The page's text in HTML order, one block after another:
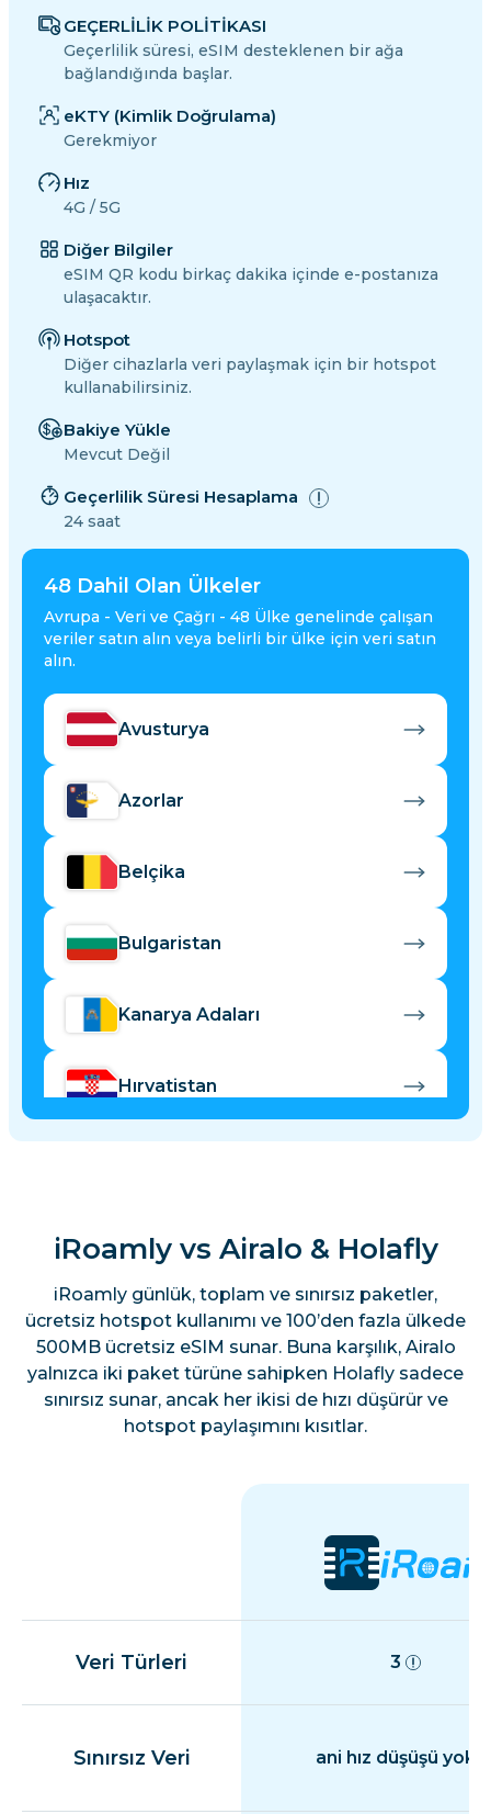
48 Dahil Olan Ülkeler
Avrupa - Veri ve Çağrı - 48 Ülke genelinde çalışan
veriler satın alın veya belirli bir ülke için veri satın
alın.
Avusturya
Azorlar
Belçika
Bulgaristan
Kanarya Adaları
Hırvatistan
Danimarka
Estonya
Finlandiya
Almanya
GEÇERLİLİK POLİTİKASI
Geçerlilik süresi, eSIM desteklenen bir ağa
bağlandığında başlar.
eKTY (Kimlik Doğrulama)
Gerekmiyor
Hız
4G / 5G
Diğer Bilgiler
eSIM QR kodu birkaç dakika içinde e-postanıza
ulaşacaktır.
Hotspot
Diğer cihazlarla veri paylaşmak için bir hotspot
kullanabilirsiniz.
Bakiye Yükle
Mevcut Değil
Geçerlilik Süresi Hesaplama
24 saat
iRoamly vs Airalo & Holafly
iRoamly günlük, toplam ve sınırsız paketler,
ücretsiz hotspot kullanımı ve 100’den fazla ülkede
500MB ücretsiz eSIM sunar. Buna karşılık, Airalo
yalnızca iki paket türüne sahipken Holafly sadece
sınırsız sunar, ancak her ikisi de hızı düşürür ve
hotspot paylaşımını kısıtlar.
Veri Türleri 3
Sınırsız Veri ani hız düşüşü yok